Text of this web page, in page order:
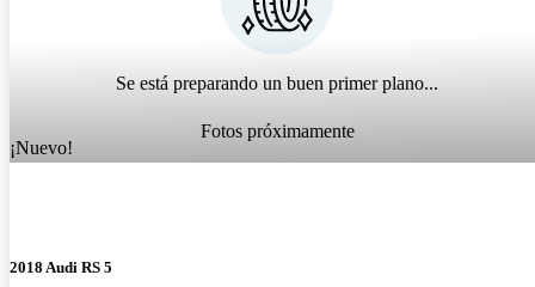
Se está preparando un buen primer plano...
Fotos próximamente
¡Nuevo!
2018 Audi RS 5